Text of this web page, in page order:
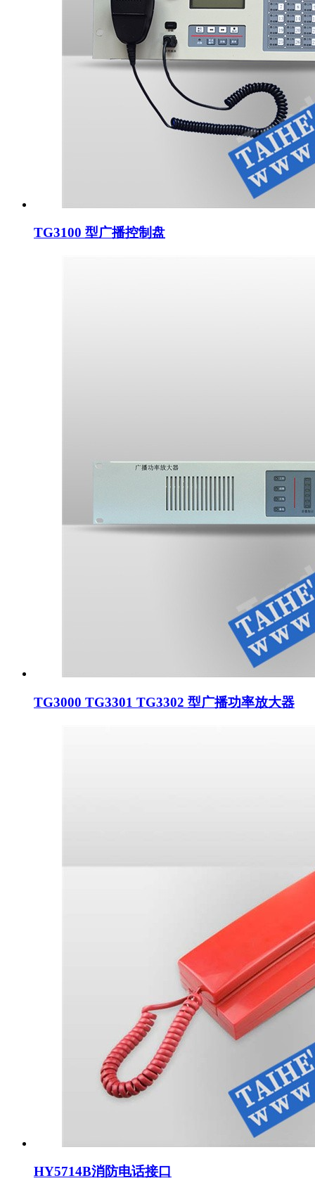
TG3100 型广播控制盘
TG3000 TG3301 TG3302 型广播功率放大器
HY5714B消防电话接口